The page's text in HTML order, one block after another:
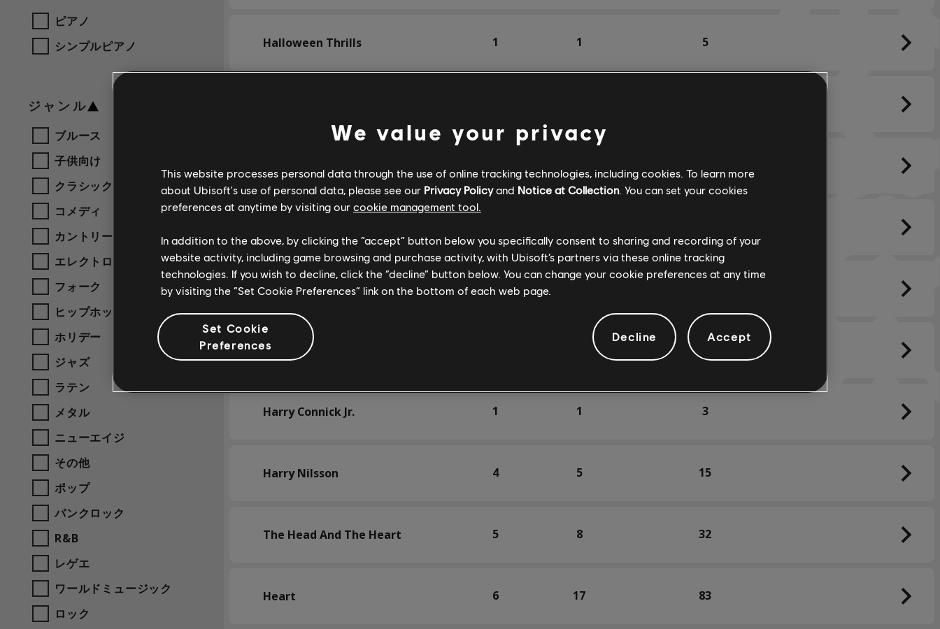
ピアノ
シンプルピアノ
ジャンル
ブルース
子供向け
クラシック
コメディ
カントリー
エレクトロニック
フォーク
ヒップホップ
ホリデー
ジャズ
ラテン
メタル
ニューエイジ
その他
ポップ
パンクロック
R&B
レゲエ
ワールドミュージック
ロック
Halloween Thrills 1 1 5
Hard-Ons 2
Harry Belafonte
Harry Connick Jr. 1 1 3
Harry Nilsson 4 5 15
The Head And The Heart 5 8 32
Heart 6 17 83
We value your privacy
This website processes personal data through the use of online tracking technologies, including cookies. To learn more
about Ubisoft's use of personal data, please see our Privacy Policyand Notice at Collection. You can set your cookies
preferences at anytime by visiting our cookie management tool.
In addition to the above, by clicking the “accept” button below you specifically consent to sharing and recording of your
website activity, including game browsing and purchase activity, with Ubisoft’s partners via these online tracking
technologies. If you wish to decline, click the “decline” button below. You can change your cookie preferences at any time
by visiting the “Set Cookie Preferences” link on the bottom of each web page.
Set Cookie
Preferences
Decline Accept